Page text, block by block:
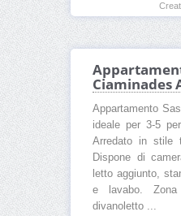
Ciaminades
Appartamento
ideale per 3-5
Arredato in stile
Dispone di
letto aggiunto,
e lavabo.
divanoletto ...